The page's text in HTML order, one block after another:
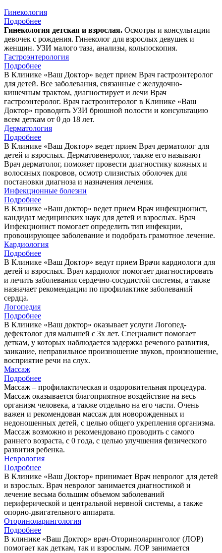
Гинекология
Подробнее
Гинекология детская и взрослая. Осмотры и консультации
девочек с рождения. Гинеколог для взрослых девушек и
женщин. УЗИ малого таза, анализы, кольпоскопия.
Гастроэнтерология
Подробнее
В Клинике «Ваш Доктор» ведет прием Врач гастроэнтеролог
для детей. Все заболевания, связанные с желудочно-
кишечным трактом, диагностирует и лечи Врач
гастроэнтеролог. Врач гастроэнтеролог в Клинике «Ваш
Доктор» проводить УЗИ брюшной полости и консультацию
всем деткам от 0 до 18 лет.
Дерматология
Подробнее
В Клинике «Ваш Доктор» ведет прием Врач дерматолог для
детей и взрослых. Дерматовенеролог, также его называют
Врач дерматолог, поможет провести диагностику кожных и
волосяных покровов, осмотр слизистых оболочек для
постановки диагноза и назначения лечения.
Инфекционные болезни
Подробнее
В Клинике «Ваш доктор» ведет прием Врач инфекционист,
кандидат медицинских наук для детей и взрослых. Врач
Инфекционист помогает определить тип инфекции,
провоцирующее заболевание и подобрать грамотное лечение.
Кардиология
Подробнее
В Клинике «Ваш Доктор» ведут прием Врачи кардиологи для
детей и взрослых. Врач кардиолог помогает диагностировать
и лечить заболевания сердечно-сосудистой системы, а также
назначает рекомендации по профилактике заболеваний
сердца.
Логопедия
Подробнее
В Клинике «Ваш доктор» оказывает услуги Логопед-
дефектолог для малышей с 3х лет. Специалист помогает
деткам, у которых наблюдается задержка речевого развития,
заикание, неправильное произношение звуков, произношение,
восприятие речи на слух.
Массаж
Подробнее
Массаж – профилактическая и оздоровительная процедура.
Массаж оказывается благоприятное воздействие на весь
организм человека, а также отдельно на его части. Очень
важен и рекомендован массаж для новорожденных и
недоношенных детей, с целью общего укрепления организма.
Массаж возможно и рекомендовано проводить с самого
раннего возраста, с 0 года, с целью улучшения физического
развития ребенка.
Неврология
Подробнее
В Клинике «Ваш Доктор» принимает Врач невролог для детей
и взрослых. Врач невролог занимается диагностикой и
лечение весьма большим объемом заболеваний
периферической и центральной нервной системы, а также
опорно-двигательного аппарата.
Оториноларингология
Подробнее
В клинике «Ваш Доктор» врач-Оториноларинголог (ЛОР)
помогает как деткам, так и взрослым. ЛОР занимается